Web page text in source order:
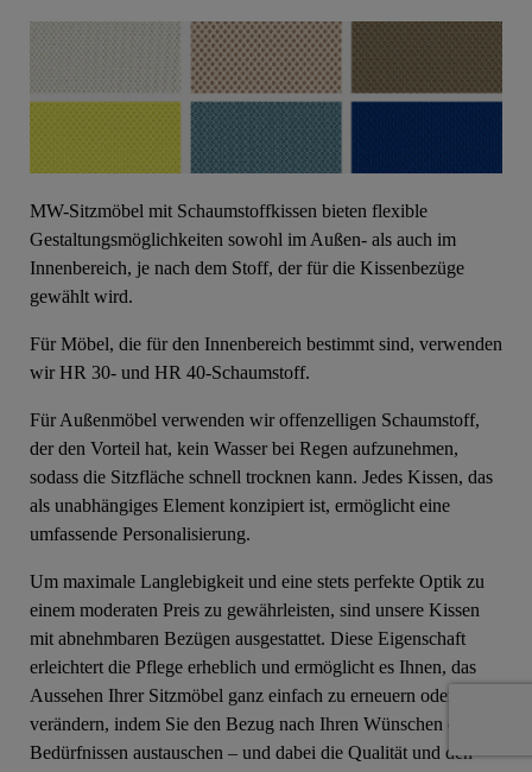
MW-Sitzmöbel mit Schaumstoffkissen bieten flexible
Gestaltungsmöglichkeiten sowohl im Außen- als auch im
Innenbereich, je nach dem Stoff, der für die Kissenbezüge
gewählt wird.
Für Möbel, die für den Innenbereich bestimmt sind, verwenden
wir HR 30- und HR 40-Schaumstoff.
Für Außenmöbel verwenden wir offenzelligen Schaumstoff,
der den Vorteil hat, kein Wasser bei Regen aufzunehmen,
sodass die Sitzfläche schnell trocknen kann. Jedes Kissen, das
als unabhängiges Element konzipiert ist, ermöglicht eine
umfassende Personalisierung.
Um maximale Langlebigkeit und eine stets perfekte Optik zu
einem moderaten Preis zu gewährleisten, sind unsere Kissen
mit abnehmbaren Bezügen ausgestattet. Diese Eigenschaft
erleichtert die Pflege erheblich und ermöglicht es Ihnen, das
Aussehen Ihrer Sitzmöbel ganz einfach zu erneuern oder zu
verändern, indem Sie den Bezug nach Ihren Wünschen oder
Bedürfnissen austauschen – und dabei die Qualität und den